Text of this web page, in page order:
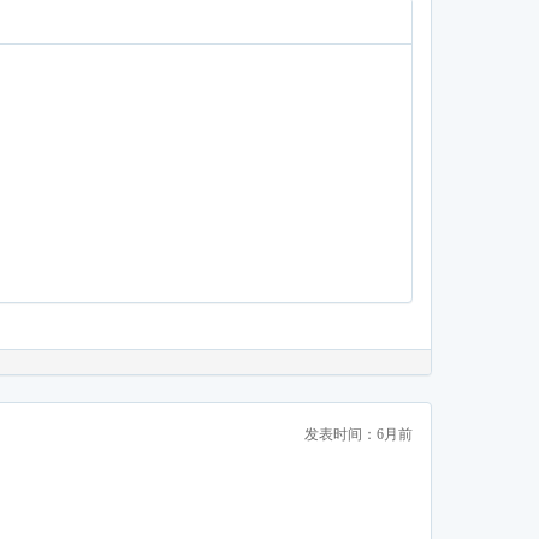
发表时间：6月前